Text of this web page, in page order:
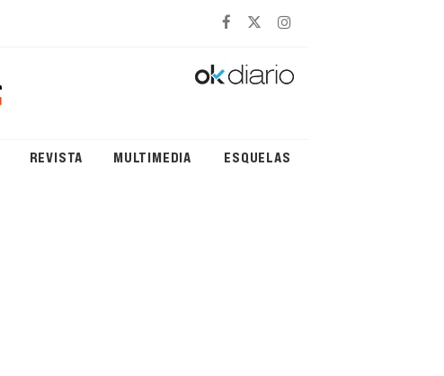
REVISTA MULTIMEDIA ESQUELAS